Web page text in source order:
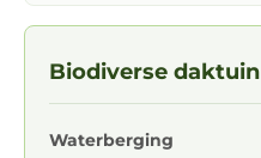
Biodiverse daktuin
Waterberging